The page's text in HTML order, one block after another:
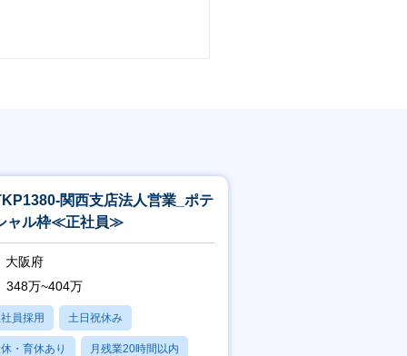
関西支店法人営業_ポテ
ャル枠≪正社員≫
大阪府
348万~404万
員採用 土日祝休み
・育休あり 月残業20時間以内